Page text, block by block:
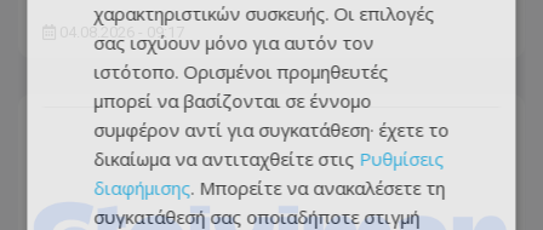
04.08.2026 - 09:17
χαρακτηριστικών συσκευής. Οι επιλογές
σας ισχύουν μόνο για αυτόν τον
ιστότοπο. Ορισμένοι προμηθευτές
μπορεί να βασίζονται σε έννομο
συμφέρον αντί για συγκατάθεση· έχετε το
δικαίωμα να αντιταχθείτε στις Ρυθμίσεις
διαφήμισης. Μπορείτε να ανακαλέσετε τη
συγκατάθεσή σας οποιαδήποτε στιγμή